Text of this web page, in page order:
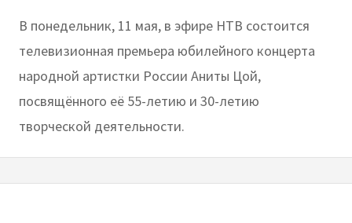
В понедельник, 11 мая, в эфире НТВ состоится
телевизионная премьера юбилейного концерта
народной артистки России Аниты Цой,
посвящённого её 55-летию и 30-летию
творческой деятельности.